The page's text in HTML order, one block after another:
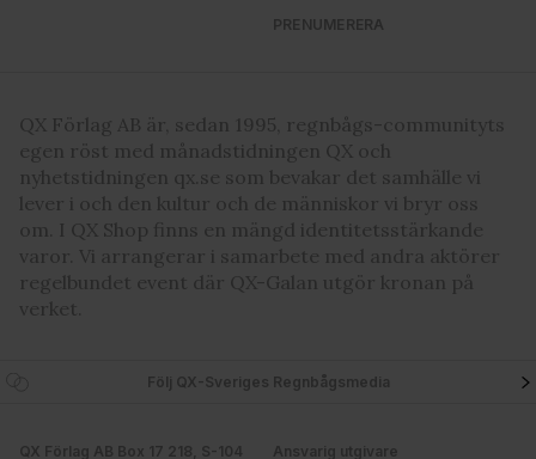
PRENUMERERA
QX Förlag AB är, sedan 1995, regnbågs-communityts
egen röst med månadstidningen QX och
nyhetstidningen qx.se som bevakar det samhälle vi
lever i och den kultur och de människor vi bryr oss
om. I QX Shop finns en mängd identitetsstärkande
varor. Vi arrangerar i samarbete med andra aktörer
regelbundet event där QX-Galan utgör kronan på
verket.
Följ QX-Sveriges Regnbågsmedia
QX Förlag AB Box 17 218, S-104 Ansvarig utgivare